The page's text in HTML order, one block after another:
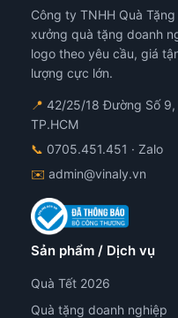
Công ty TNHH Quà
xưởng quà tặng doanh
logo theo yêu cầu, giá
lượng cực lớn.
📍 42/25/18 Đường Số 9,
TP.HCM
📞 0705.451.451 · Zalo
✉️ admin@vinaly.vn
Sản phẩm / Dịch vụ
Quà Tết 2026
Quà tặng doanh nghiệp